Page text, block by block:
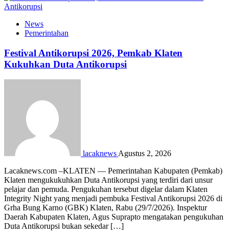
News
Pemerintahan
Festival Antikorupsi 2026, Pemkab Klaten
Kukuhkan Duta Antikorupsi
lacaknews Agustus 2, 2026
Lacaknews.com –KLATEN — Pemerintahan Kabupaten (Pemkab)
Klaten mengukukuhkan Duta Antikorupsi yang terdiri dari unsur
pelajar dan pemuda. Pengukuhan tersebut digelar dalam Klaten
Integrity Night yang menjadi pembuka Festival Antikorupsi 2026 di
Grha Bung Karno (GBK) Klaten, Rabu (29/7/2026). Inspektur
Daerah Kabupaten Klaten, Agus Suprapto mengatakan pengukuhan
Duta Antikorupsi bukan sekedar […]